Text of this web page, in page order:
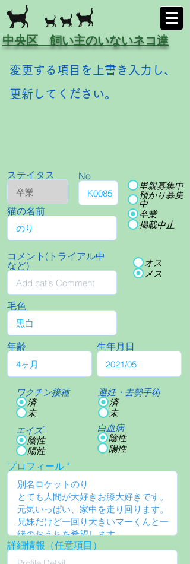
中央区 飼い主のいないネコ達
変更する項目を上書き入力し、
更新してください。
ステイタス No
猫の名前
里親募集中
預かり募集
中
卒業
掲載中止
コメント(トライアル中
など)
オス
メス
毛色
年齢
ワクチン接種
済
未
エイズ
陰性
陽性
生年月日
避妊・去勢手術
済
未
白血病
陰性
陽性
プロフィール
詳細情報（任意項目）